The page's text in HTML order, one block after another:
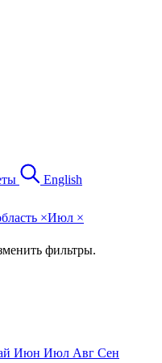
English
×Июл ×
фильтры.
Июн Июл Авг Сен